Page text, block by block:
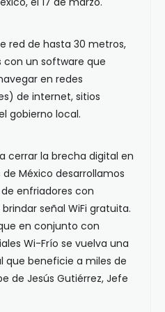
red de hasta 30 metros,
con un software que
en redes
de internet, sitios
gobierno local.
cerrar la brecha digital en
México desarrollamos
enfriadores con
señal WiFi gratuita.
en conjunto con
Wi-Frío se vuelva una
que beneficie a miles de
de Jesús Gutiérrez, Jefe